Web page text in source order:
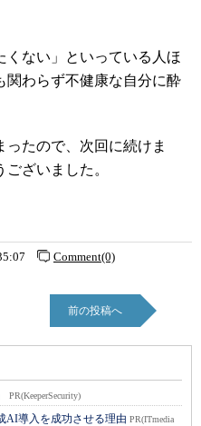
ない」といっている人ほ
関わらず不健康な自分に酔
たので、次回に続けま
ざいました。
Comment(0)
前の投稿へ
PR(KeeperSecurity)
導入を成功させる理由 PR(ITmedia